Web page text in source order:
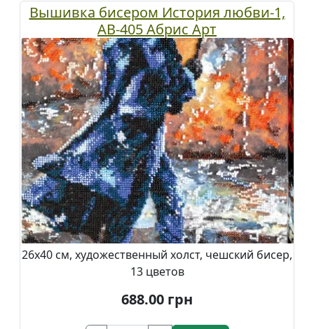
Вышивка бисером История любви-1,
АВ-405 Абрис Арт
26х40 см, художественный холст, чешский бисер,
13 цветов
688.00 грн